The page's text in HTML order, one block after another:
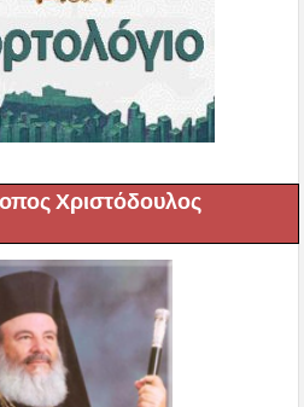
Χριστόδουλος